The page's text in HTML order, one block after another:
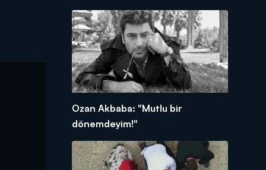
Ozan Akbaba: "Mutlu bir
dönemdeyim!"